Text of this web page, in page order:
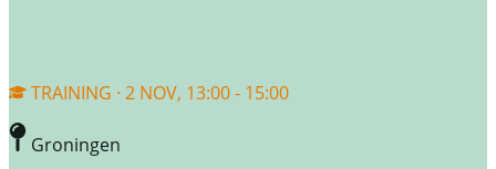
TRAINING · 2 NOV, 13:00 - 15:00
Groningen